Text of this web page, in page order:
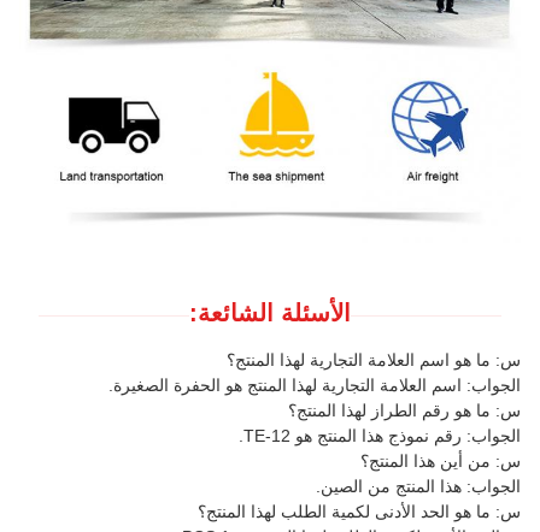
الأسئلة الشائعة:
س: ما هو اسم العلامة التجارية لهذا المنتج؟
الجواب: اسم العلامة التجارية لهذا المنتج هو الحفرة الصغيرة.
س: ما هو رقم الطراز لهذا المنتج؟
الجواب: رقم نموذج هذا المنتج هو TE-12.
س: من أين هذا المنتج؟
الجواب: هذا المنتج من الصين.
س: ما هو الحد الأدنى لكمية الطلب لهذا المنتج؟